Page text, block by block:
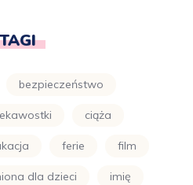
bezpieczeństwo
ciąża
ferie film
dla dzieci imię